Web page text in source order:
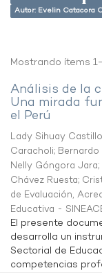
Autor: Evelin Catacora
Mostrando ítems
Análisis de la
Una mirada
el Perú
Lady Sihuay
Caracholi; Bernardo
Nelly Góngora Jara;
Chávez Ruesta;
de Evaluación,
Educativa -
El presente
desarrolla un
Sectorial de
competencias